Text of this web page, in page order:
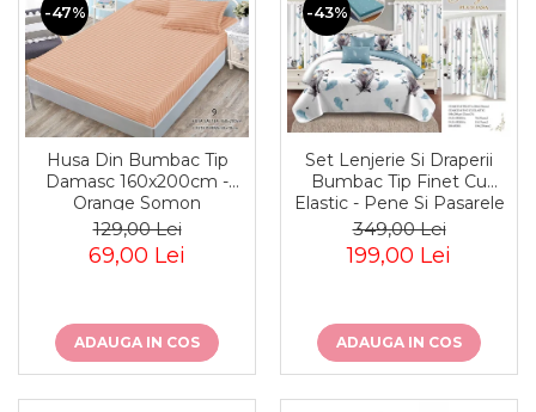
-47%
Husa Din Bumbac Tip
Damasc 160x200cm -
Orange Somon
129,00 Lei
69,00 Lei
ADAUGA IN COS
-43%
Set Lenjerie Si Draperii
Bumbac Tip Finet Cu
Elastic - Pene Si Pasarele
349,00 Lei
199,00 Lei
ADAUGA IN COS